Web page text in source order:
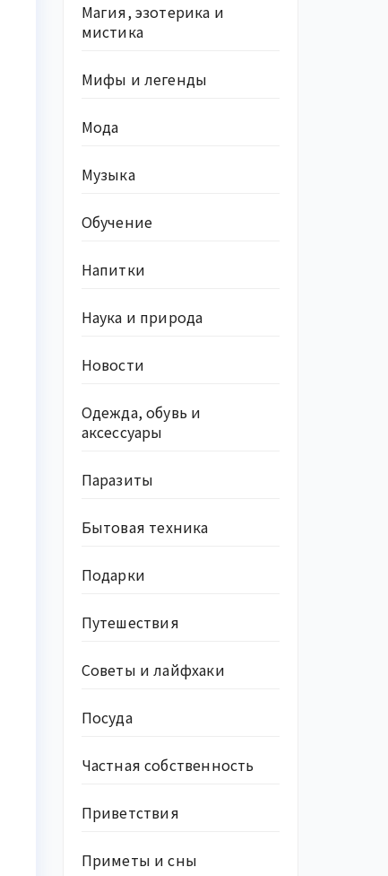
Магия, эзотерика и
мистика
Мифы и легенды
Мода
Музыка
Обучение
Напитки
Наука и природа
Новости
Одежда, обувь и
аксессуары
Паразиты
Бытовая техника
Подарки
Путешествия
Советы и лайфхаки
Посуда
Частная собственность
Приветствия
Приметы и сны